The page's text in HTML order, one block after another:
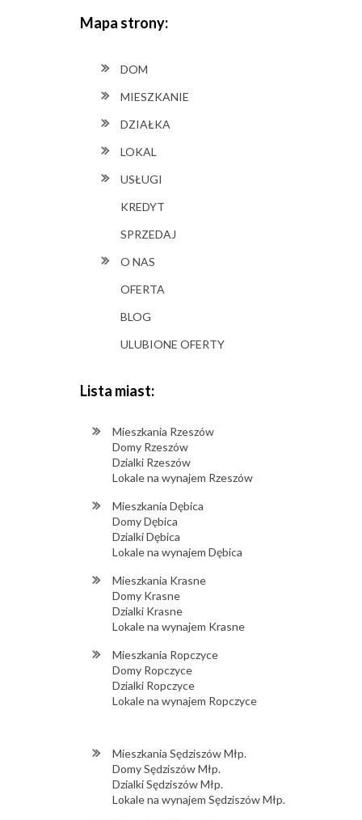
Mapa strony:
DOM
MIESZKANIE
DZIAŁKA
LOKAL
USŁUGI
KREDYT
SPRZEDAJ
O NAS
OFERTA
BLOG
ULUBIONE OFERTY
Lista miast:
Mieszkania Rzeszów
Domy Rzeszów
Dzialki Rzeszów
Lokale na wynajem Rzeszów
Mieszkania Dębica
Domy Dębica
Dzialki Dębica
Lokale na wynajem Dębica
Mieszkania Krasne
Domy Krasne
Dzialki Krasne
Lokale na wynajem Krasne
Mieszkania Ropczyce
Domy Ropczyce
Dzialki Ropczyce
Lokale na wynajem Ropczyce
Mieszkania Sędziszów Młp.
Domy Sędziszów Młp.
Dzialki Sędziszów Młp.
Lokale na wynajem Sędziszów Młp.